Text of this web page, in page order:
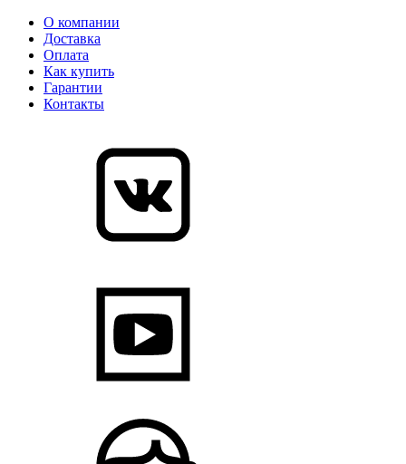
О компании
Доставка
Оплата
Как купить
Гарантии
Контакты